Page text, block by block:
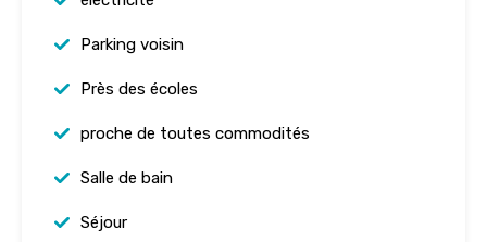
Parking voisin
Près des écoles
proche de toutes commodités
Salle de bain
Séjour